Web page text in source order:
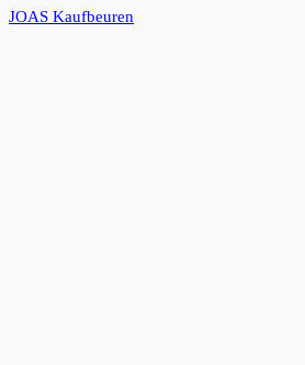
JOAS Kaufbeuren